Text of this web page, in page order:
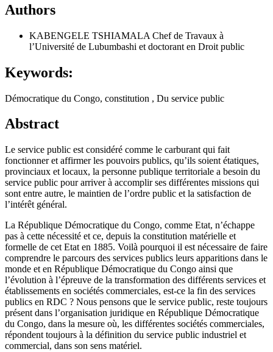
Authors
KABENGELE TSHIAMALA Chef de Travaux à
l’Université de Lubumbashi et doctorant en Droit public
Keywords:
Démocratique du Congo, constitution , Du service public
Abstract
Le service public est considéré comme le carburant qui fait
fonctionner et affirmer les pouvoirs publics, qu’ils soient étatiques,
provinciaux et locaux, la personne publique territoriale a besoin du
service public pour arriver à accomplir ses différentes missions qui
sont entre autre, le maintien de l’ordre public et la satisfaction de
l’intérêt général.
La République Démocratique du Congo, comme Etat, n’échappe
pas à cette nécessité et ce, depuis la constitution matérielle et
formelle de cet Etat en 1885. Voilà pourquoi il est nécessaire de faire
comprendre le parcours des services publics leurs apparitions dans le
monde et en République Démocratique du Congo ainsi que
l’évolution à l’épreuve de la transformation des différents services et
établissements en sociétés commerciales, est-ce la fin des services
publics en RDC ? Nous pensons que le service public, reste toujours
présent dans l’organisation juridique en République Démocratique
du Congo, dans la mesure où, les différentes sociétés commerciales,
répondent toujours à la définition du service public industriel et
commercial, dans son sens matériel.